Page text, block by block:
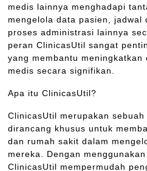
medis lainnya menghadapi
mengelola data pasien, jadwal
proses administrasi lainnya
peran ClinicasUtil sangat
yang membantu
medis secara signifikan.
Apa itu ClinicasUtil?
ClinicasUtil merupakan
dirancang khusus untuk
dan rumah sakit dalam
mereka. Dengan
ClinicasUtil mempermudah